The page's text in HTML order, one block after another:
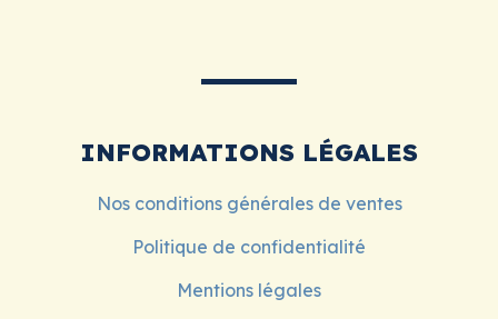
INFORMATIONS LÉGALES
Nos conditions générales de ventes
Politique de confidentialité
Mentions légales